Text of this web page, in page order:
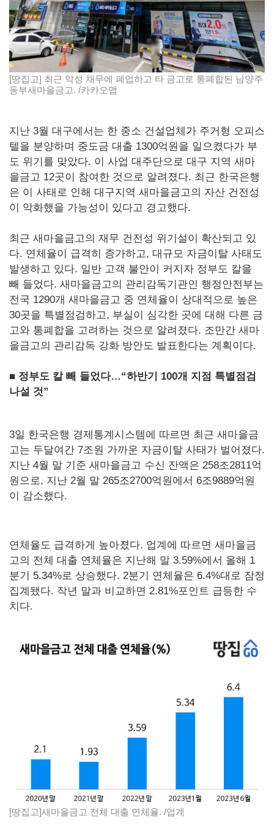
[땅집고] 최근 악성 채무에 폐업하고 타 금고로 통폐합된 남양주
동부새마을금고. /카카오맵
지난 3월 대구에서는 한 중소 건설업체가 주거형 오피스
텔을 분양하며 중도금 대출 1300억원을 일으켰다가 부
도 위기를 맞았다. 이 사업 대주단으로 대구 지역 새마
을금고 12곳이 참여한 것으로 알려졌다. 최근 한국은행
은 이 사태로 인해 대구지역 새마을금고의 자산 건전성
이 악화했을 가능성이 있다고 경고했다.
최근 새마을금고의 재무 건전성 위기설이 확산되고 있
다. 연체율이 급격히 증가하고, 대규모 자금이탈 사태도
발생하고 있다. 일반 고객 불안이 커지자 정부도 칼을
빼 들었다. 새마을금고의 관리감독기관인 행정안전부는
전국 1290개 새마을금고 중 연체율이 상대적으로 높은
30곳을 특별점검하고, 부실이 심각한 곳에 대해 다른 금
고와 통폐합을 고려하는 것으로 알려졌다. 조만간 새마
을금고의 관리감독 강화 방안도 발표한다는 계획이다.
■ 정부도 칼 빼 들었다…“하반기 100개 지점 특별점검
나설 것”
3일 한국은행 경제통계시스템에 따르면 최근 새마을금
고는 두달여간 7조원 가까운 자금이탈 사태가 벌어졌다.
지난 4월 말 기준 새마을금고 수신 잔액은 258조2811억
원으로, 지난 2월 말 265조2700억원에서 6조9889억원
이 감소했다.
연체율도 급격하게 높아졌다. 업계에 따르면 새마을금
고의 전체 대출 연체율은 지난해 말 3.59%에서 올해 1
분기 5.34%로 상승했다. 2분기 연체율은 6.4%대로 잠정
집계됐다. 작년 말과 비교하면 2.81%포인트 급등한 수
치다.
[땅집고]새마을금고 전체 대출 연체율. /업계